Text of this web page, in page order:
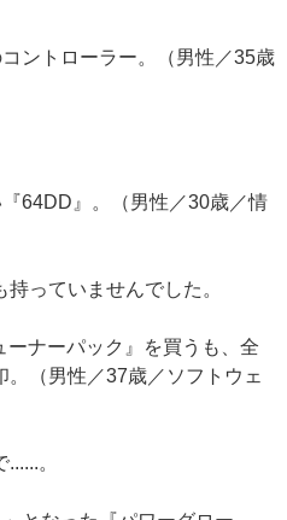
ントローラー。（男性／35歳
64DD』。（男性／30歳／情
っていませんでした。
ナーパック』を買うも、全
。（男性／37歳／ソフトウェ
。